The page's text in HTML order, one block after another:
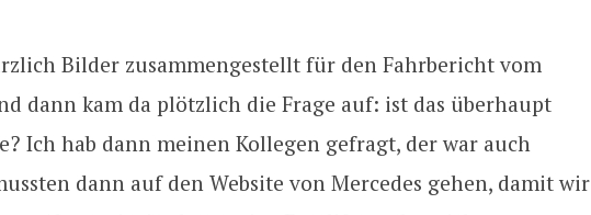
Bilder zusammengestellt für den Fahrbericht vom
dann kam da plötzlich die Frage auf: ist das überhaupt
Ich hab dann meinen Kollegen gefragt, der war auch
dann auf den Website von Mercedes gehen, damit wir